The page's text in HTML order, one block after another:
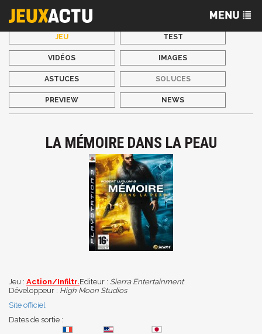
JEU TEST
VIDÉOS IMAGES
ASTUCES SOLUCES
PREVIEW NEWS
LA MÉMOIRE DANS LA PEAU
Jeu : Action/Infiltr.Editeur : Sierra Entertainment
Développeur : High Moon Studios
Site officiel
Dates de sortie :